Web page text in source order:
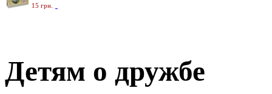
15 грн.
Детям о дружбе